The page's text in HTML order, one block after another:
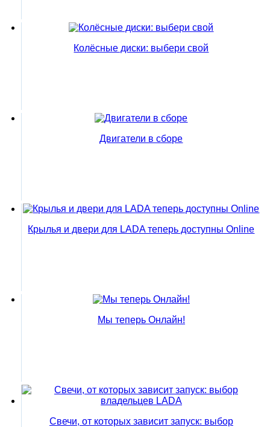
Колёсные диски: выбери свой
Двигатели в сборе
Крылья и двери для LADA теперь доступны Online
Мы теперь Онлайн!
Свечи, от которых зависит запуск: выбор